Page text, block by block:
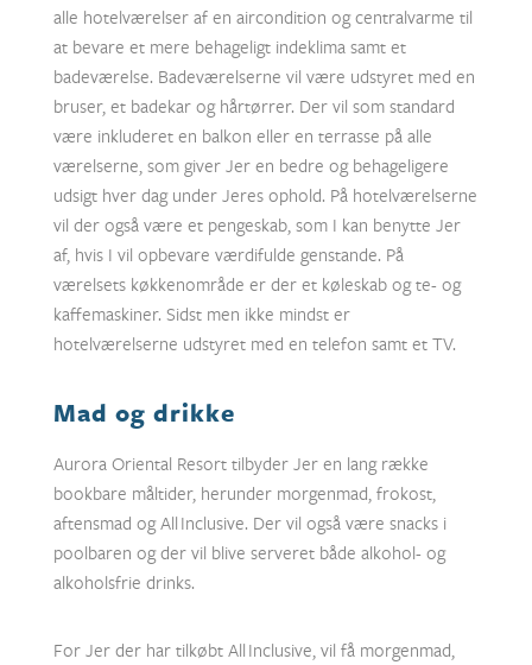
alle hotelværelser af en aircondition og centralvarme til
at bevare et mere behageligt indeklima samt et
badeværelse. Badeværelserne vil være udstyret med en
bruser, et badekar og hårtørrer. Der vil som standard
være inkluderet en balkon eller en terrasse på alle
værelserne, som giver Jer en bedre og behageligere
udsigt hver dag under Jeres ophold. På hotelværelserne
vil der også være et pengeskab, som I kan benytte Jer
af, hvis I vil opbevare værdifulde genstande. På
værelsets køkkenområde er der et køleskab og te- og
kaffemaskiner. Sidst men ikke mindst er
hotelværelserne udstyret med en telefon samt et TV.
Mad og drikke
Aurora Oriental Resort tilbyder Jer en lang række
bookbare måltider, herunder morgenmad, frokost,
aftensmad og All Inclusive. Der vil også være snacks i
poolbaren og der vil blive serveret både alkohol- og
alkoholsfrie drinks.
For Jer der har tilkøbt All Inclusive, vil få morgenmad,